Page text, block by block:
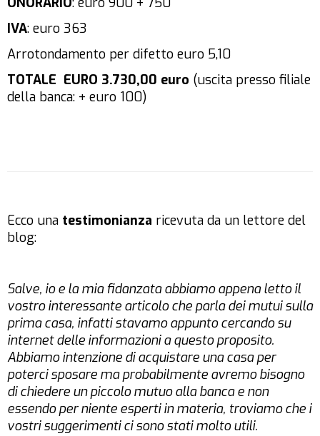
IVA: euro 363
Arrotondamento per difetto euro 5,10
TOTALE EURO 3.730,00 euro (uscita presso filiale
della banca: + euro 100)
Ecco una testimonianza ricevuta da un lettore del
blog:
Salve, io e la mia fidanzata abbiamo appena letto il
vostro interessante articolo che parla dei mutui sulla
prima casa, infatti stavamo appunto cercando su
internet delle informazioni a questo proposito.
Abbiamo intenzione di acquistare una casa per
poterci sposare ma probabilmente avremo bisogno
di chiedere un piccolo mutuo alla banca e non
essendo per niente esperti in materia, troviamo che i
vostri suggerimenti ci sono stati molto utili.